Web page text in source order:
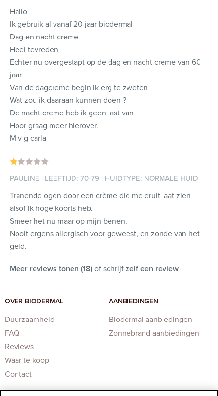
Hallo
Ik gebruik al vanaf 20 jaar biodermal
Dag en nacht creme
Heel tevreden
Echter nu overgestapt op de dag en nacht creme van 60
jaar
Van de dagcreme begin ik erg te zweten
Wat zou ik daaraan kunnen doen ?
De nacht creme heb ik geen last van
Hoor graag meer hierover.
M v g carla
PAULINE | LEEFTIJD: 70-79 | HUIDTYPE: NORMALE HUID
Tranende ogen door een crème die me eruit laat zien
alsof ik hoge koorts heb.
Smeer het nu maar op mijn benen.
Nooit ergens allergisch voor geweest, en zonde van het
geld.
Meer reviews tonen (18)of schrijfzelf een review
OVER BIODERMAL
Duurzaamheid
FAQ
Reviews
Waar te koop
Contact
AANBIEDINGEN
Biodermal aanbiedingen
Zonnebrand aanbiedingen